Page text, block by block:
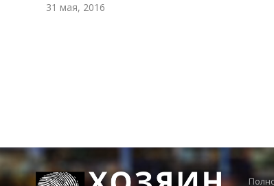
31 мая, 2016